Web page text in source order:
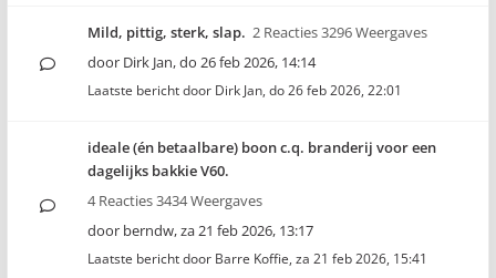
Mild, pittig, sterk, slap. 2 Reacties 3296 Weergaves
door Dirk Jan,do 26 feb 2026, 14:14
Laatste bericht door Dirk Jan, do 26 feb 2026, 22:01
ideale (én betaalbare) boon c.q. branderij voor een
dagelijks bakkie V60.
4 Reacties 3434 Weergaves
door berndw,za 21 feb 2026, 13:17
Laatste bericht door Barre Koffie, za 21 feb 2026, 15:41